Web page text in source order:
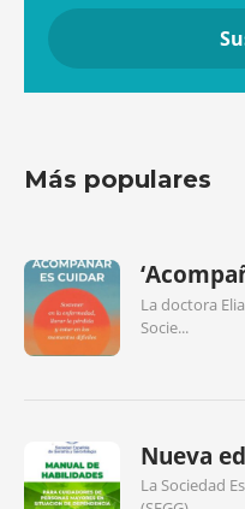
Más populares
La doctora
Socie...
Nueva
La Sociedad